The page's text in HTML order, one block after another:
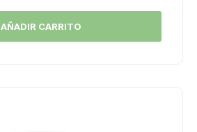
AÑADIR CARRITO